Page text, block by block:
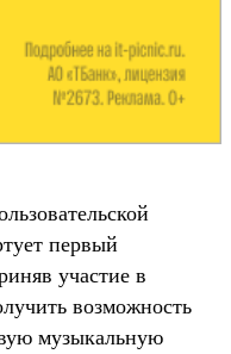
первый
участие в
возможность
музыкальную